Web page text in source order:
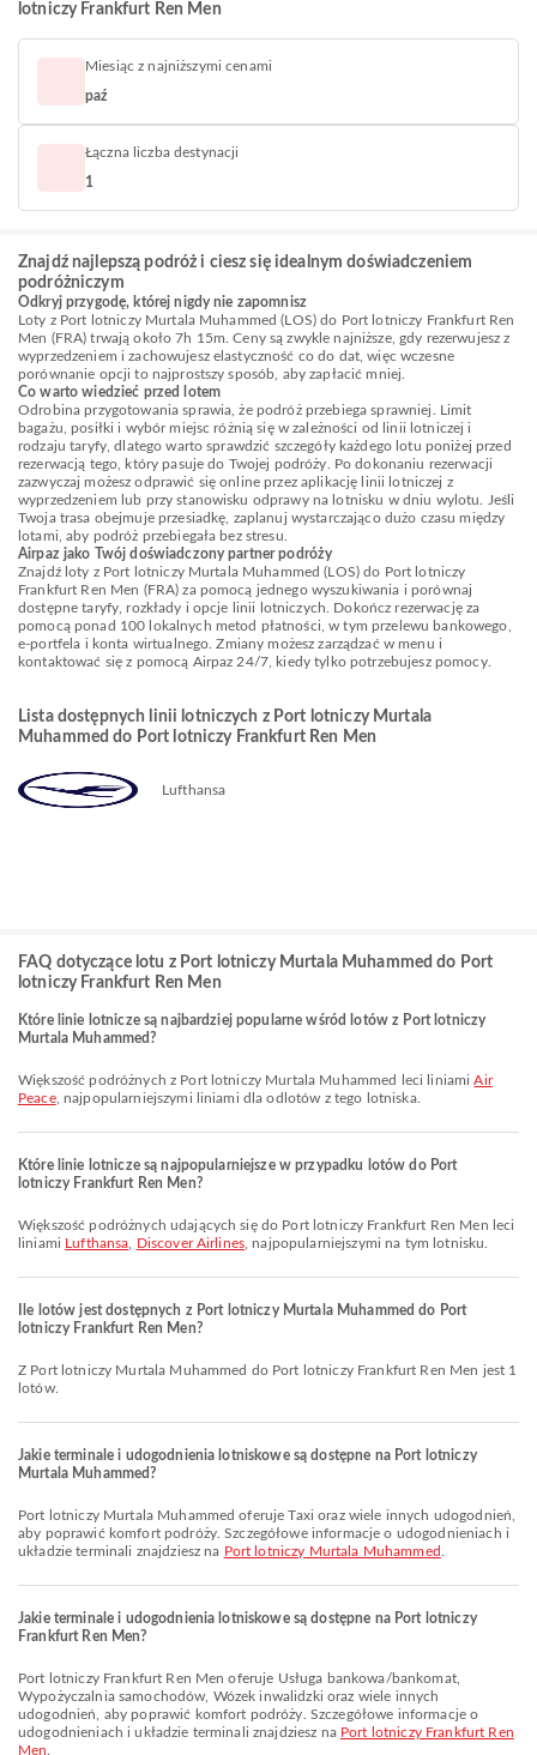
lotniczy Frankfurt Ren Men
Miesiąc z najniższymi cenami
paź
Łączna liczba destynacji
1
Znajdź najlepszą podróż i ciesz się idealnym doświadczeniem
podróżniczym
Odkryj przygodę, której nigdy nie zapomnisz
Loty z Port lotniczy Murtala Muhammed (LOS) do Port lotniczy Frankfurt Ren
Men (FRA) trwają około 7h 15m. Ceny są zwykle najniższe, gdy rezerwujesz z
wyprzedzeniem i zachowujesz elastyczność co do dat, więc wczesne
porównanie opcji to najprostszy sposób, aby zapłacić mniej.
Co warto wiedzieć przed lotem
Odrobina przygotowania sprawia, że podróż przebiega sprawniej. Limit
bagażu, posiłki i wybór miejsc różnią się w zależności od linii lotniczej i
rodzaju taryfy, dlatego warto sprawdzić szczegóły każdego lotu poniżej przed
rezerwacją tego, który pasuje do Twojej podróży. Po dokonaniu rezerwacji
zazwyczaj możesz odprawić się online przez aplikację linii lotniczej z
wyprzedzeniem lub przy stanowisku odprawy na lotnisku w dniu wylotu. Jeśli
Twoja trasa obejmuje przesiadkę, zaplanuj wystarczająco dużo czasu między
lotami, aby podróż przebiegała bez stresu.
Airpaz jako Twój doświadczony partner podróży
Znajdź loty z Port lotniczy Murtala Muhammed (LOS) do Port lotniczy
Frankfurt Ren Men (FRA) za pomocą jednego wyszukiwania i porównaj
dostępne taryfy, rozkłady i opcje linii lotniczych. Dokończ rezerwację za
pomocą ponad 100 lokalnych metod płatności, w tym przelewu bankowego,
e-portfela i konta wirtualnego. Zmiany możesz zarządzać w menu i
kontaktować się z pomocą Airpaz 24/7, kiedy tylko potrzebujesz pomocy.
Lista dostępnych linii lotniczych z Port lotniczy Murtala
Muhammed do Port lotniczy Frankfurt Ren Men
Lufthansa
FAQ dotyczące lotu z Port lotniczy Murtala Muhammed do Port
lotniczy Frankfurt Ren Men
Które linie lotnicze są najbardziej popularne wśród lotów z Port lotniczy
Murtala Muhammed?
Większość podróżnych z Port lotniczy Murtala Muhammed leci liniamiAir
Peace, najpopularniejszymi liniami dla odlotów z tego lotniska.
Które linie lotnicze są najpopularniejsze w przypadku lotów do Port
lotniczy Frankfurt Ren Men?
Większość podróżnych udających się do Port lotniczy Frankfurt Ren Men leci
liniami Lufthansa Discover Airlines , najpopularniejszymi na tym lotnisku.
Ile lotów jest dostępnych z Port lotniczy Murtala Muhammed do Port
lotniczy Frankfurt Ren Men?
Z Port lotniczy Murtala Muhammed do Port lotniczy Frankfurt Ren Men jest 1
lotów.
Jakie terminale i udogodnienia lotniskowe są dostępne na Port lotniczy
Murtala Muhammed?
Port lotniczy Murtala Muhammed oferuje Taxi oraz wiele innych udogodnień,
aby poprawić komfort podróży. Szczegółowe informacje o udogodnieniach i
układzie terminali znajdziesz na Port lotniczy Murtala Muhammed
Jakie terminale i udogodnienia lotniskowe są dostępne na Port lotniczy
Frankfurt Ren Men?
Port lotniczy Frankfurt Ren Men oferuje Usługa bankowa/bankomat,
Wypożyczalnia samochodów, Wózek inwalidzki oraz wiele innych
udogodnień, aby poprawić komfort podróży. Szczegółowe informacje o
udogodnieniach i układzie terminali znajdziesz na Port lotniczy Frankfurt Ren
Men